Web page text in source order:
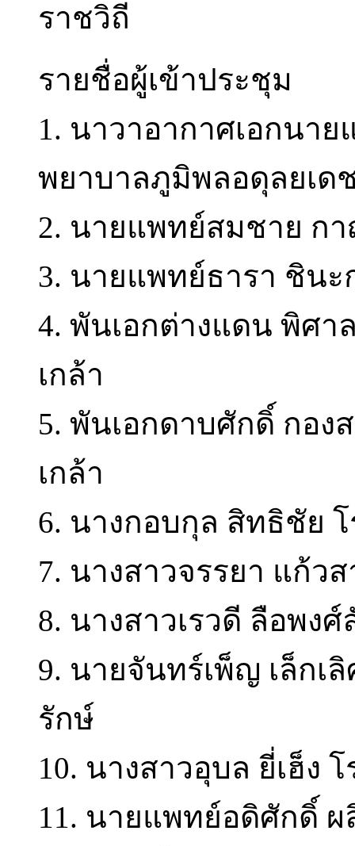
ราชวิถี
รายชื่อผู้เข้าประชุม
1. นาวาอากาศเอกนา
พยาบาลภูมิพลอดุลยเด
2. นายแพทย์สมชาย ก
3. นายแพทย์ธารา ชิน
4. พันเอกต่างแดน พิศา
เกล้า
5. พันเอกดาบศักดิ์ กอง
เกล้า
6. นางกอบกุล สิทธิชัย
7. นางสาวจรรยา แก้ว
8. นางสาวเรวดี ลือพง
9. นายจันทร์เพ็ญ เล็กเ
รักษ์
10. นางสาวอุบล ยี่เฮ็ง
11. นายแพทย์อดิศักดิ์